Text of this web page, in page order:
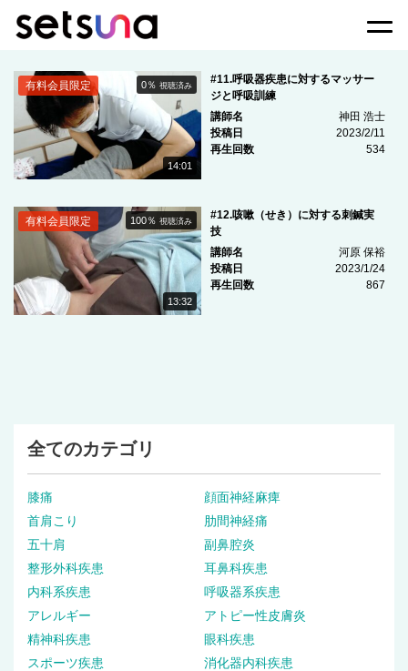
14:01
0％視聴済み
有料会員限定
#11.呼吸器疾患に対するマッサー
ジと呼吸訓練
講師名
神田 浩士
投稿日
2023/2/11
再生回数
534
13:32
100％視聴済み
有料会員限定
#12.咳嗽（せき）に対する刺鍼実
技
講師名
河原 保裕
投稿日
2023/1/24
再生回数
867
全てのカテゴリ
膝痛
顔面神経麻痺
首肩こり
肋間神経痛
五十肩
副鼻腔炎
整形外科疾患
耳鼻科疾患
内科系疾患
呼吸器系疾患
アレルギー
アトピー性皮膚炎
精神科疾患
眼科疾患
スポーツ疾患
消化器内科疾患